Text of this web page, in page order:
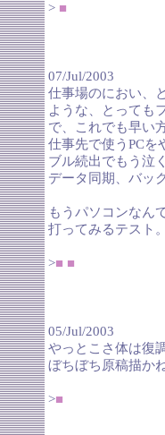
> ■
07/Jul/2003
仕事場のにおい、
ような、とっても
で、これでも早い
仕事先で使うPCを
ブル続出でもう泣
データ同期、バッ
もうパソコンなん
打ってみるテスト。
>■ ■
05/Jul/2003
やっとこさ体は復
ぼちぼち原稿描か
>■